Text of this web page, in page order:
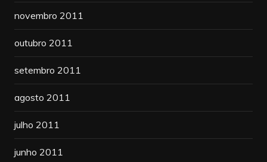
novembro 2011
outubro 2011
setembro 2011
agosto 2011
julho 2011
junho 2011